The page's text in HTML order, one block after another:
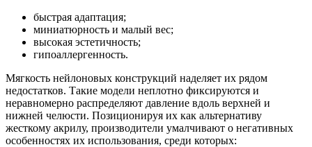
быстрая адаптация;
миниатюрность и малый вес;
высокая эстетичность;
гипоаллергенность.
Мягкость нейлоновых конструкций наделяет их рядом
недостатков. Такие модели неплотно фиксируются и
неравномерно распределяют давление вдоль верхней и
нижней челюсти. Позиционируя их как альтернативу
жесткому акрилу, производители умалчивают о негативных
особенностях их использования, среди которых: